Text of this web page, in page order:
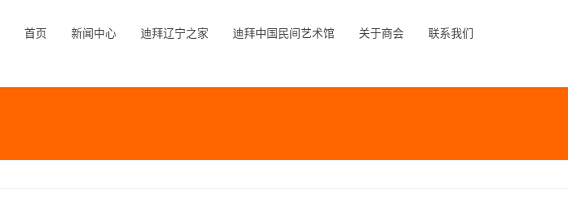
首页 新闻中心 迪拜辽宁之家 迪拜中国民间艺术馆 关于商会 联系我们